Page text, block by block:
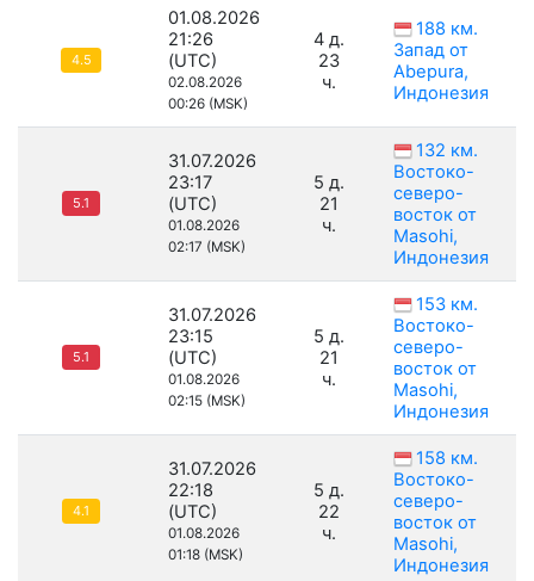
4.5
01.08.2026
21:26
(UTC)
02.08.2026
00:26 (MSK)
4 д.
23
ч.
188 км.
Запад от
Abepura,
Индонезия
5.1
31.07.2026
23:17
(UTC)
01.08.2026
02:17 (MSK)
5 д.
21
ч.
132 км.
Востоко-
северо-
восток от
Masohi,
Индонезия
5.1
31.07.2026
23:15
(UTC)
01.08.2026
02:15 (MSK)
5 д.
21
ч.
153 км.
Востоко-
северо-
восток от
Masohi,
Индонезия
4.1
31.07.2026
22:18
(UTC)
01.08.2026
01:18 (MSK)
5 д.
22
ч.
158 км.
Востоко-
северо-
восток от
Masohi,
Индонезия